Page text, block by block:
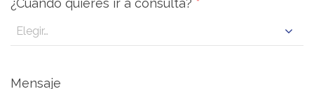
¿Cuándo quieres ir a consulta? *
Mensaje